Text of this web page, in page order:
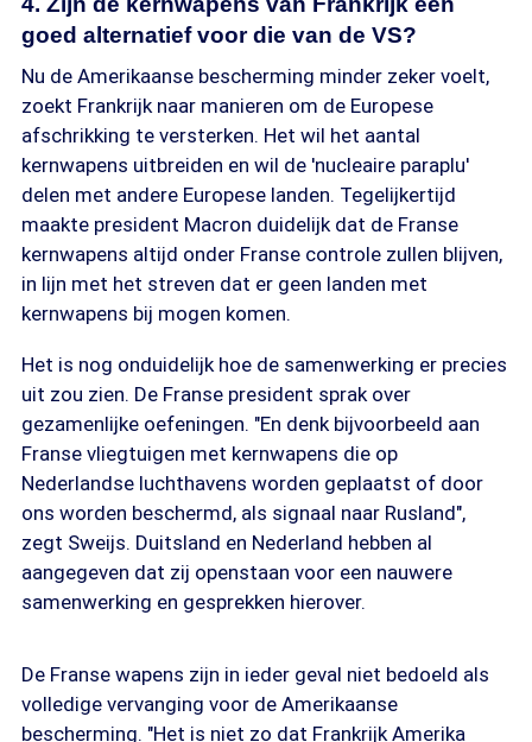
goed alternatief voor die van de VS?
Nu de Amerikaanse bescherming minder zeker voelt,
zoekt Frankrijk naar manieren om de Europese
afschrikking te versterken. Het wil het aantal
kernwapens uitbreiden en wil de 'nucleaire paraplu'
delen met andere Europese landen. Tegelijkertijd
maakte president Macron duidelijk dat de Franse
kernwapens altijd onder Franse controle zullen blijven,
in lijn met het streven dat er geen landen met
kernwapens bij mogen komen.
Het is nog onduidelijk hoe de samenwerking er precies
uit zou zien. De Franse president sprak over
gezamenlijke oefeningen. "En denk bijvoorbeeld aan
Franse vliegtuigen met kernwapens die op
Nederlandse luchthavens worden geplaatst of door
ons worden beschermd, als signaal naar Rusland",
zegt Sweijs. Duitsland en Nederland hebben al
aangegeven dat zij openstaan voor een nauwere
samenwerking en gesprekken hierover.
De Franse wapens zijn in ieder geval niet bedoeld als
volledige vervanging voor de Amerikaanse
bescherming. "Het is niet zo dat Frankrijk Amerika